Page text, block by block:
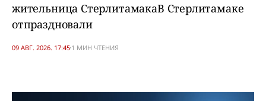
жительница СтерлитамакаВ Стерлитамаке
отпраздновали
09 АВГ. 2026. 17:45 1 МИН ЧТЕНИЯ